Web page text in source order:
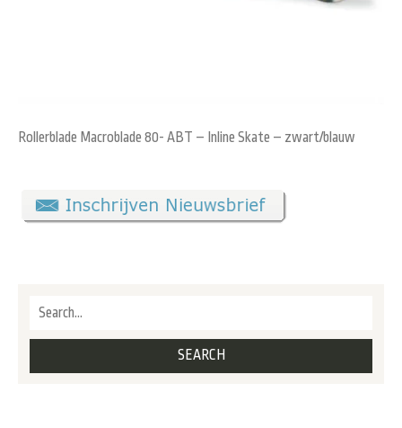
Rollerblade Macroblade 80- ABT – Inline Skate – zwart/blauw